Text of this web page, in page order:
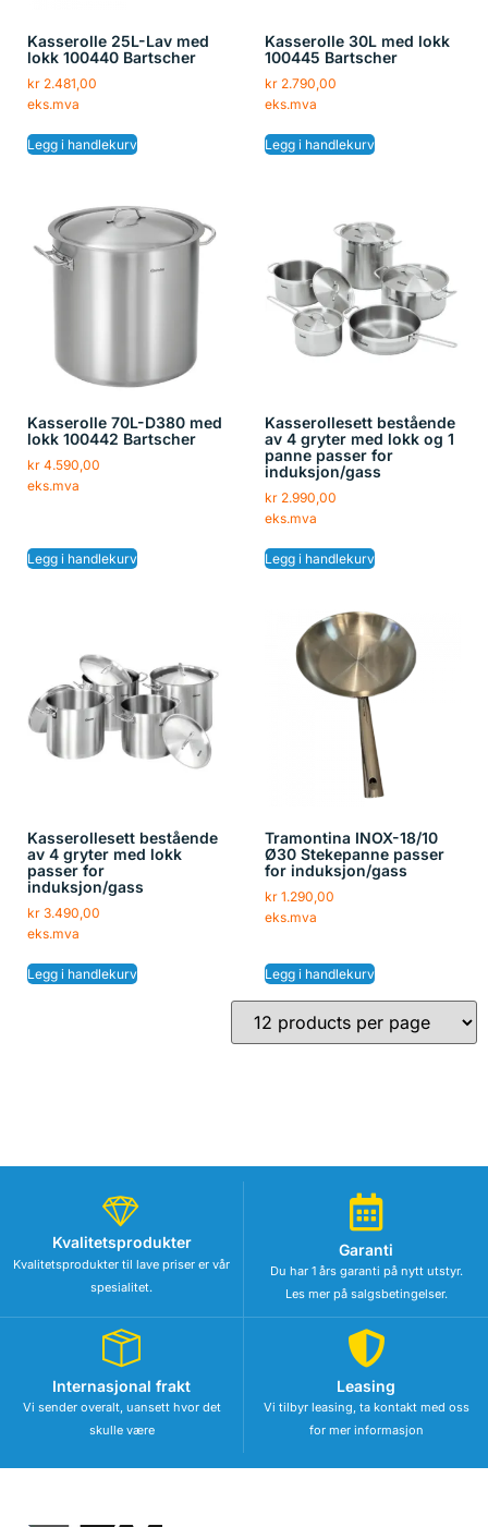
Kasserolle 25L-Lav med
lokk 100440 Bartscher
kr 2.481,00
eks.mva
Legg i handlekurv
Kasserolle 30L med lokk
100445 Bartscher
kr2.790,00
eks.mva
Legg i handlekurv
Kasserolle 70L-D380 med
lokk 100442 Bartscher
kr 4.590,00
eks.mva
Legg i handlekurv
Kasserollesett bestående
av 4 gryter med lokk og 1
panne passer for
induksjon/gass
kr2.990,00
eks.mva
Legg i handlekurv
Kasserollesett bestående
av 4 gryter med lokk
passer for
induksjon/gass
kr 3.490,00
eks.mva
Legg i handlekurv
Tramontina INOX-18/10
Ø30 Stekepanne passer
for induksjon/gass
kr1.290,00
eks.mva
Legg i handlekurv
Kvalitetsprodukter
Kvalitetsprodukter til lave priser er vår
spesialitet.
Garanti
Du har 1 års garanti på nytt utstyr.
Les mer på salgsbetingelser.
Internasjonal frakt
Vi sender overalt, uansett hvor det
skulle være
Leasing
Vi tilbyr leasing, ta kontakt med oss
for mer informasjon